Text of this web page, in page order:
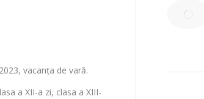
vacanța de vară.
a XII-a zi, clasa a XIII-